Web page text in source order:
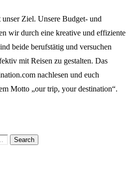
Ziel. Unsere Budget- und
wir durch eine kreative und effiziente
beide berufstätig und versuchen
mit Reisen zu gestalten. Das
nachlesen und euch
Motto „our trip, your destination“.